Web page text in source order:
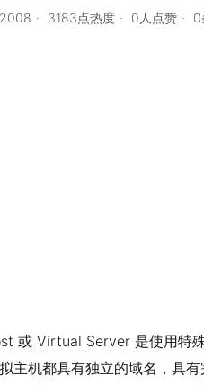
3183点热度 0人点赞 0
或 Virtual Server 是使用特
主机都具有独立的域名，具